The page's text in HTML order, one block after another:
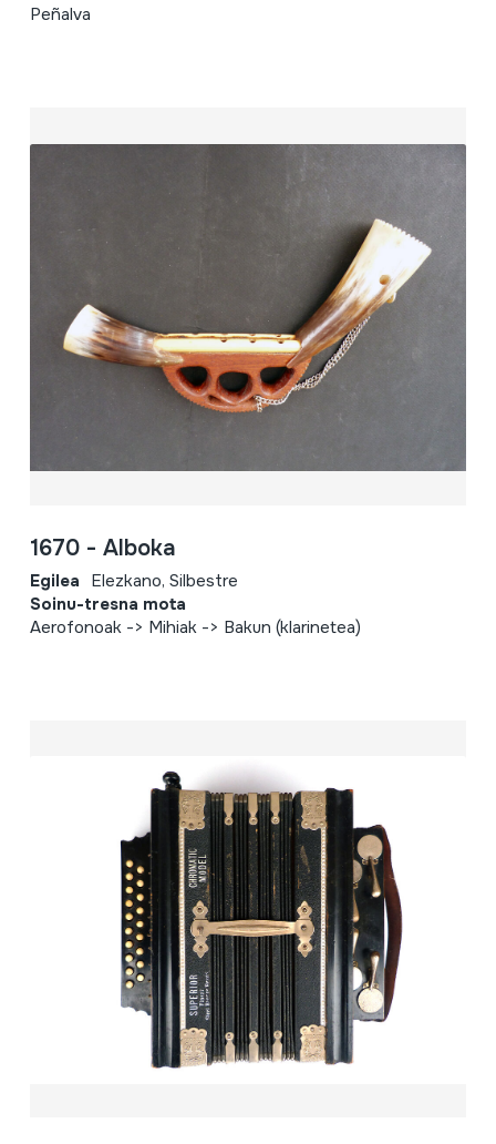
Peñalva
1670 - Alboka
Egilea Elezkano, Silbestre
Soinu-tresna mota
Aerofonoak -> Mihiak -> Bakun (klarinetea)